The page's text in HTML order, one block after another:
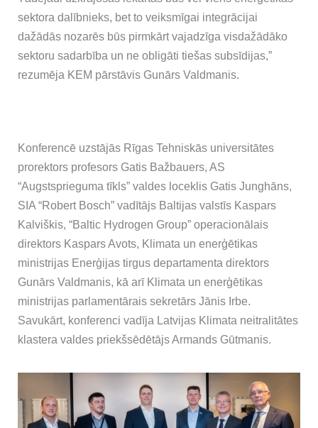
sektora dalībnieks, bet to veiksmīgai integrācijai
dažādās nozarēs būs pirmkārt vajadzīga visdažādāko
sektoru sadarbība un ne obligāti tiešas subsīdijas,”
rezumēja KEM pārstāvis Gunārs Valdmanis.
Konferencē uzstājās Rīgas Tehniskās universitātes
prorektors profesors Gatis Bažbauers, AS
“Augstsprieguma tīkls” valdes loceklis Gatis Junghāns,
SIA “Robert Bosch” vadītājs Baltijas valstīs Kaspars
Kalviškis, “Baltic Hydrogen Group” operacionālais
direktors Kaspars Avots, Klimata un enerģētikas
ministrijas Enerģijas tirgus departamenta direktors
Gunārs Valdmanis, kā arī Klimata un enerģētikas
ministrijas parlamentārais sekretārs Jānis Irbe.
Savukārt, konferenci vadīja Latvijas Klimata neitralitātes
klastera valdes priekšsēdētājs Armands Gūtmanis.